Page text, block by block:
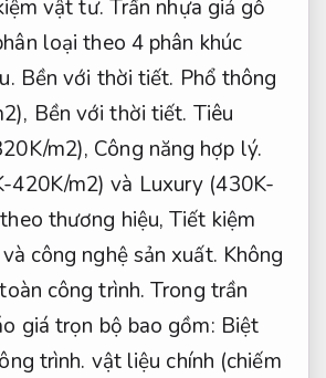
vật tư. Trần nhựa giả gỗ
loại theo 4 phân khúc
Bền với thời tiết. Phổ thông
Bền với thời tiết. Tiêu
m2), Công năng hợp lý.
420K/m2) và Luxury (430K-
thương hiệu,Tiết kiệm
công nghệ sản xuất. Không
công trình. Trong trần
giá trọn bộ bao gồm: Biệt
trình. vật liệu chính (chiếm